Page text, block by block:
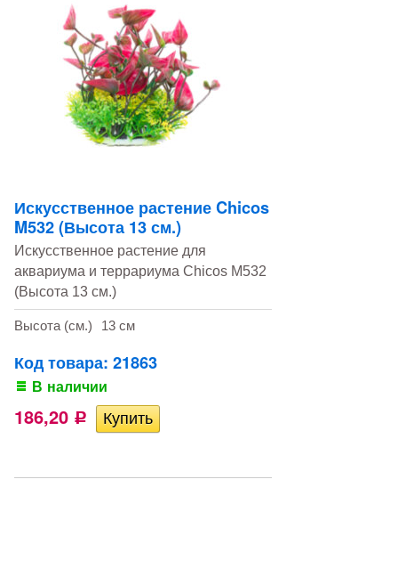
Искусственное растение Chicos
M532 (Высота 13 см.)
Искусственное растение для
аквариума и террариума Chicos M532
(Высота 13 см.)
Высота (см.) 13 см
Код товара: 21863
В наличии
186,20 Р